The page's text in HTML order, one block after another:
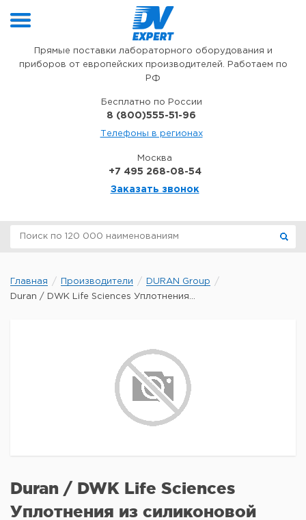
Прямые поставки лабораторного оборудования и
приборов от европейских производителей. Работаем по
РФ
Бесплатно по России
8 (800)555-51-96
Телефоны в регионах
Москва
+7 495 268-08-54
Заказать звонок
Главная Производители
DURAN Group
Duran / DWK Life Sciences Уплотнения...
Duran / DWK Life Sciences
Уплотнения из силиконовой